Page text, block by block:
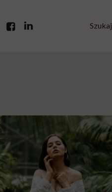
Szukaj